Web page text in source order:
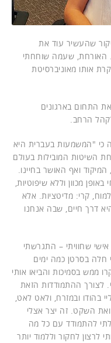
שהעשיר עוד את
האורחת, שעמה שוחחתי
אותו מאוניברסיטת
התחום בארגונים
הרחב.
כי "המשמעות בעברית היא
השיטות המובילות בעולם
ואף האושר בחיינו.
מכוון וללא שיפוטיות,
קרי: מדיטציות. אלא
דרך חיים, שבה אנחנו
שחוויתי – התגרשתי
חלה בסרטן כמה ימים
ממש בסמיכות והביאו אותי
לצורך ההתמודדות הזאת
בהודו ובמזרח, ולאט לאט,
השקט. זה יצר אצלי
להתמודד עם כל מה
לחקור וללמוד יותר